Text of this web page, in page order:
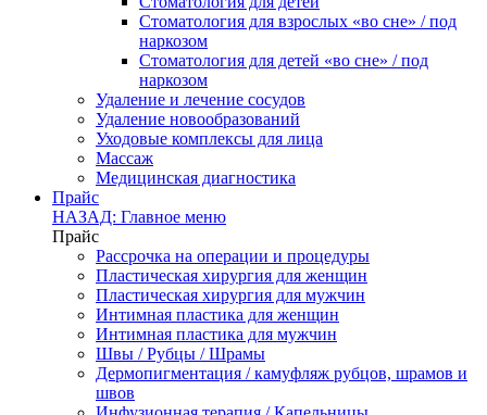
Стоматология для взрослых «во сне» / под
наркозом
Стоматология для детей «во сне» / под
наркозом
Удаление и лечение сосудов
Удаление новообразований
Уходовые комплексы для лица
Массаж
Медицинская диагностика
Прайс
НАЗАД: Главное меню
Прайс
Рассрочка на операции и процедуры
Пластическая хирургия для женщин
Пластическая хирургия для мужчин
Интимная пластика для женщин
Интимная пластика для мужчин
Швы / Рубцы / Шрамы
Дермопигментация / камуфляж рубцов, шрамов и
швов